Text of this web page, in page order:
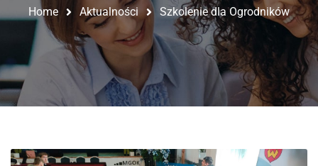
Home Aktualności Szkolenie dla Ogrodników